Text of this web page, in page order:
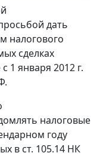
дать
налогового
сделках
1 января 2012 г.
налоговые
году
в ст. 105.14 НК